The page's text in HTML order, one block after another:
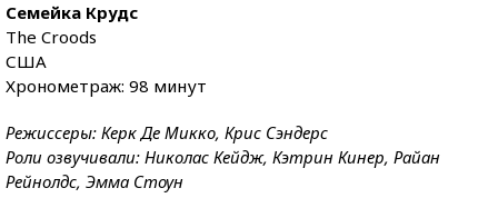
Семейка Крудс
The Croods
США
Хронометраж: 98 минут
Режиссеры: Керк Де Микко, Крис Сэндерс
Роли озвучивали: Николас Кейдж, Кэтрин Кинер, Райан
Рейнолдс, Эмма Стоун